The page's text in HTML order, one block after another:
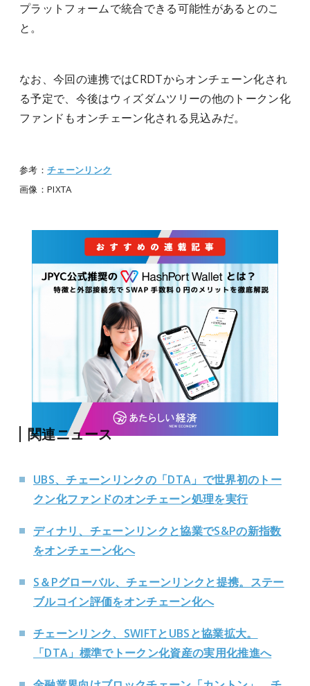
プラットフォームで統合できる可能性があるとのこ
と。
なお、今回の連携ではCRDTからオンチェーン化され
る予定で、今後はウィズダムツリーの他のトークン化
ファンドもオンチェーン化される見込みだ。
参考： チェーンリンク
画像：PIXTA
関連ニュース
UBS、チェーンリンクの「DTA」で世界初のトー
クン化ファンドのオンチェーン処理を実行
ディナリ、チェーンリンクと協業でS&Pの新指数
をオンチェーン化へ
S＆Pグローバル、チェーンリンクと提携。ステー
ブルコイン評価をオンチェーン化へ
チェーンリンク、SWIFTとUBSと協業拡大。
「DTA」標準でトークン化資産の実用化推進へ